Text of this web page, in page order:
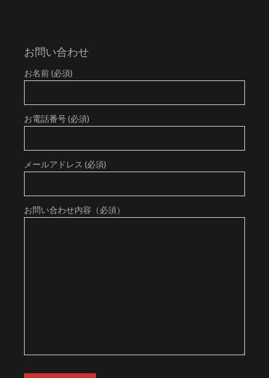
お問い合わせ
お名前 (必須)
お電話番号 (必須)
メールアドレス (必須)
お問い合わせ内容（必須）